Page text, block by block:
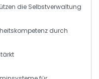
die Selbstverwaltung
durch